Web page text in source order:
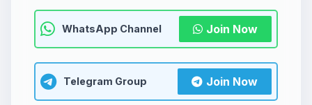
WhatsApp Channel Join Now
Telegram Group Join Now